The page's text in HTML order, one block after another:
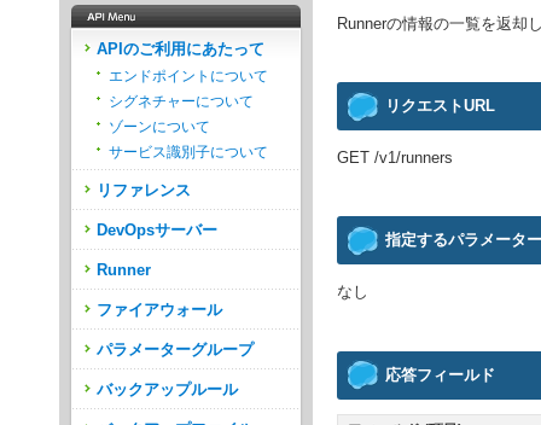
Runnerの情報の一覧を返却
リクエストURL
GET /v1/runners
指定するパラメーター
なし
応答フィールド
APIのご利用にあたって
エンドポイントについて
シグネチャーについて
ゾーンについて
サービス識別子について
リファレンス
DevOpsサーバー
Runner
ファイアウォール
パラメーターグループ
バックアップルール